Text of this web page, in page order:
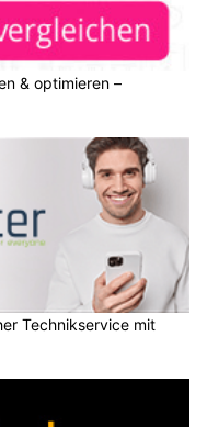
& optimieren –
Technikservice mit